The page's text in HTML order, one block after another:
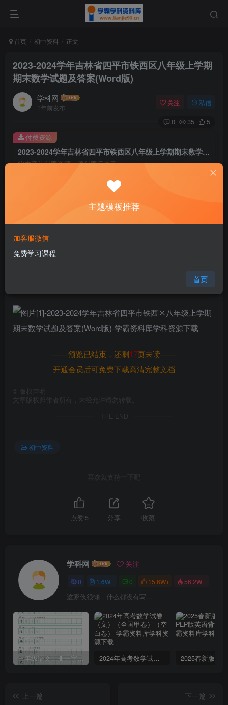
首页 初中资料 正文
2023-2024学年吉林省四平市铁西区八年级上学期
期末数学试题及答案(Word版)
学科网
1年前发布
关注 私信
0 35 5
2023-2024学年吉林省四平市铁西区八年级上学期期末数学试题及答案(Word版)
此内容为付费资源，请付费后查看
9.6
免费
暂时无法购买，请与站长联系
2.14 MB
付费资源
——预览已结束，还剩17页未读——
开通会员后可免费下载高清完整文档
版权声明
文章版权归作者所有，未经允许请勿转载。
THE END
初中资料
喜欢就支持一下吧
点赞 5 分享 收藏
学科网 关注
0 1.6W+ 0 15.6W+ 56.2W+
这家伙很懒，什么都没有写...
三年级语文上册一字三描红写字表字帖 2024年高考数学试卷（文）（全国甲卷）（空白卷）
上一篇
下一篇
主题模板推荐
加客服微信
免费学习课程
首页